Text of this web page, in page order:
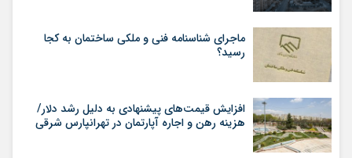
ماجرای شناسنامه‌ فنی و ملکی ساختمان به کجا
رسید؟
افزایش قیمت‌های پیشنهادی به دلیل رشد دلار/
هزینه رهن و اجاره آپارتمان در تهرانپارس شرقی